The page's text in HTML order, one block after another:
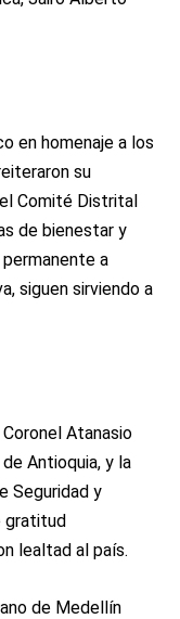
en homenaje a los
su
Comité Distrital
de bienestar y
a
siguen sirviendo a
Atanasio
Antioquia, y la
Seguridad y
gratitud
lealtad al país.
de Medellín